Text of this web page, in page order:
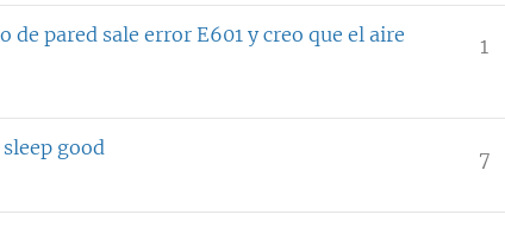
pared sale error E601 y creo que el aire 1
good 7